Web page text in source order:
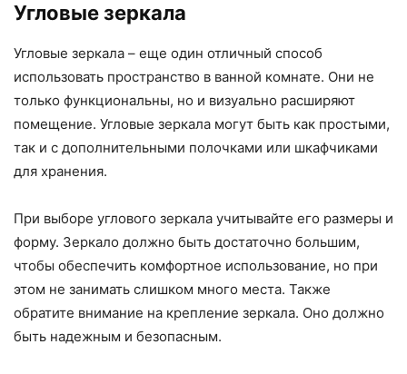
Угловые зеркала
Угловые зеркала – еще один отличный способ
использовать пространство в ванной комнате. Они не
только функциональны, но и визуально расширяют
помещение. Угловые зеркала могут быть как простыми,
так и с дополнительными полочками или шкафчиками
для хранения.
При выборе углового зеркала учитывайте его размеры и
форму. Зеркало должно быть достаточно большим,
чтобы обеспечить комфортное использование, но при
этом не занимать слишком много места. Также
обратите внимание на крепление зеркала. Оно должно
быть надежным и безопасным.